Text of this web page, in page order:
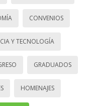
CONVENIOS
Y TECNOLOGÍA
GRADUADOS
HOMENAJES